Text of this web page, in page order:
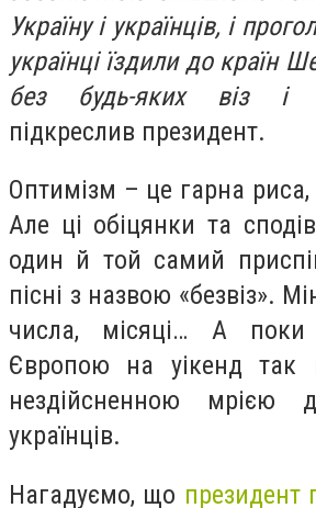
Україну і українців, і
українці їздили до країн
без будь-яких віз і
підкреслив президент.
Оптимізм – це гарна риса,
Але ці обіцянки та
один й той самий
пісні з назвою «безвіз».
числа, місяці… А
Європою на уікенд так
нездійсненною мрією
українців.
Нагадуємо, що президент